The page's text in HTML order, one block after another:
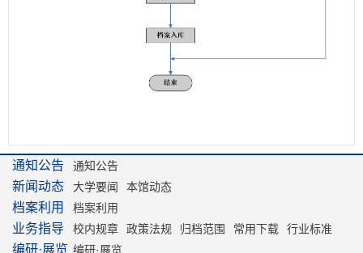
通知公告 通知公告
新闻动态 大学要闻 本馆动态
档案利用 档案利用
业务指导 校内规章 政策法规 归档范围 常用下载 行业标准
编研·展览 编研·展览